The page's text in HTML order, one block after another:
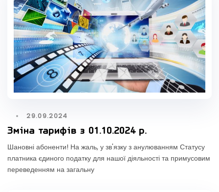
29.09.2024
Зміна тарифів з 01.10.2024 р.
Шановні абоненти! На жаль, у зв'язку з анулюванням Статусу
платника єдиного податку для нашої діяльності та примусовим
переведенням на загальну